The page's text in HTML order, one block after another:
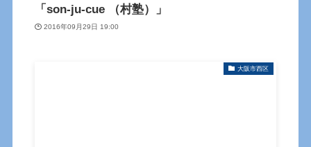
「son-ju-cue （村塾）」
2016年09月29日 19:00
大阪市西区